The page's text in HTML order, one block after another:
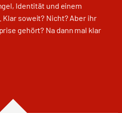
Identität und einem
Klar soweit? Nicht? Aber ihr
gehört? Na dann mal klar